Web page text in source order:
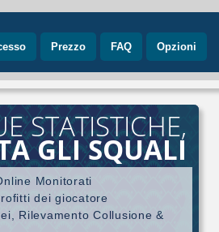
Prezzo FAQ Opzioni
STATISTICHE,
GLI SQUALI
Monitorati
dei giocatore
Rilevamento Collusione &